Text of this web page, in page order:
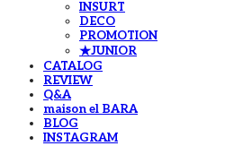
INSURT
DECO
PROMOTION
★JUNIOR
CATALOG
REVIEW
Q&A
maison el BARA
BLOG
INSTAGRAM